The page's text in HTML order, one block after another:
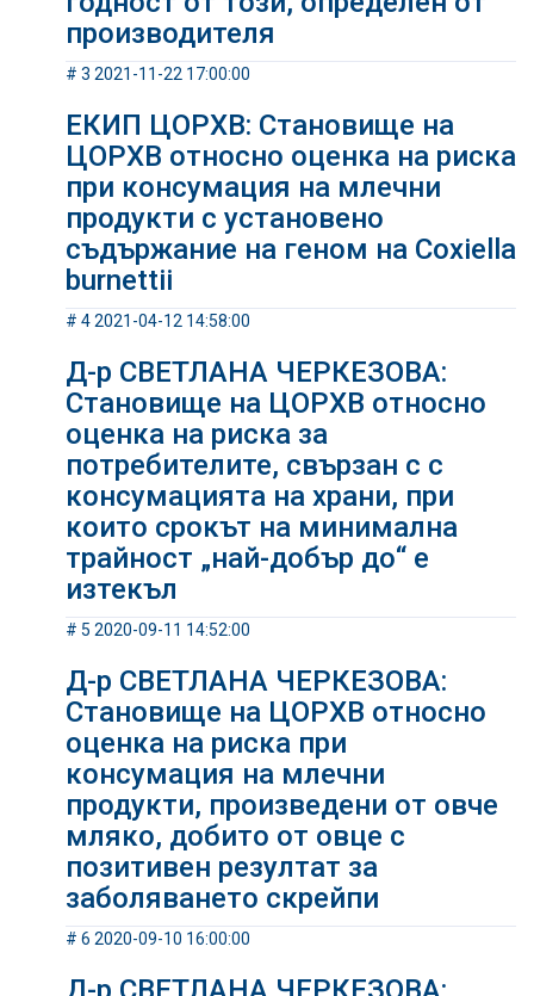
производителя
# 3 2021-11-22 17:00:00
ЕКИП ЦОРХВ: Становище на
ЦОРХВ относно оценка на риска
при консумация на млечни
продукти с установено
съдържание на геном на Coxiella
burnettii
# 4 2021-04-12 14:58:00
Д-р СВЕТЛАНА ЧЕРКЕЗОВА:
Становище на ЦОРХВ относно
оценка на риска за
потребителите, свързан с с
консумацията на храни, при
които срокът на минимална
трайност „най-добър до“ е
изтекъл
# 5 2020-09-11 14:52:00
Д-р СВЕТЛАНА ЧЕРКЕЗОВА:
Становище на ЦОРХВ относно
оценка на риска при
консумация на млечни
продукти, произведени от овче
мляко, добито от овце с
позитивен резултат за
заболяването скрейпи
# 6 2020-09-10 16:00:00